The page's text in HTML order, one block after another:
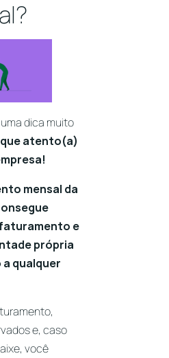
dica muito
atento(a)
mensal da
e
própria
qualquer
e, caso
você